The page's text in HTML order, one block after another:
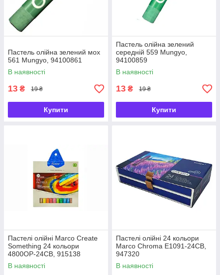
Пастель олійна зелений мох
561 Mungyo, 94100861
В наявності
13 ₴ 19 ₴
Купити
Пастель олійна зелений
середній 559 Mungyo,
94100859
В наявності
13 ₴ 19 ₴
Купити
Пастелі олійні Marco Create
Something 24 кольори
4800OP-24CB, 915138
В наявності
Пастелі олійні 24 кольори
Marco Chroma E1091-24CB,
947320
В наявності